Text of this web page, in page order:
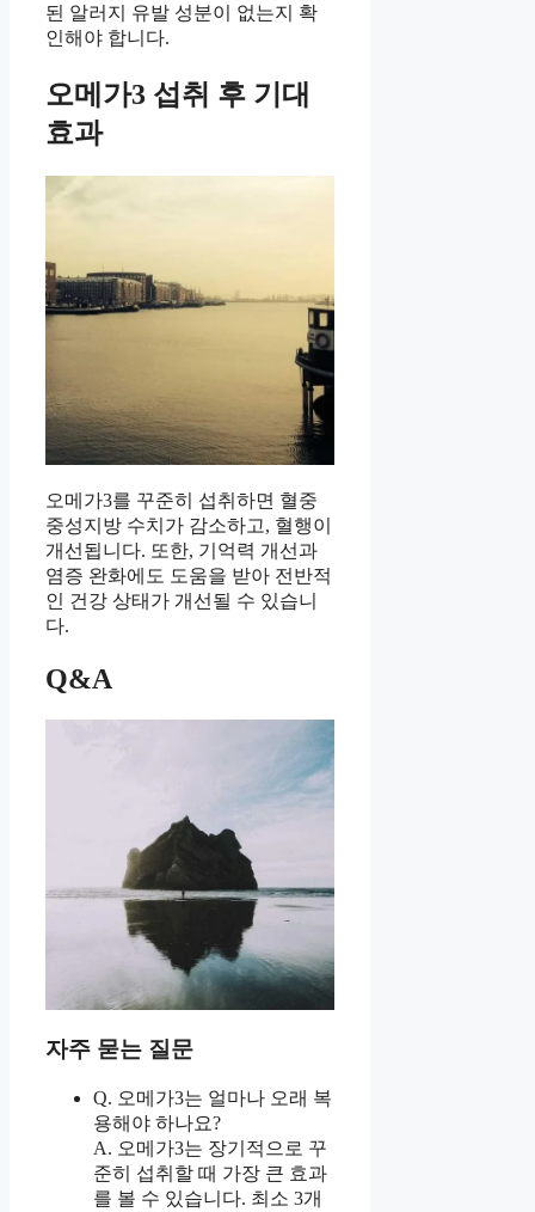
된 알러지 유발 성분이 없는지 확
인해야 합니다.
오메가3 섭취 후 기대
효과
오메가3를 꾸준히 섭취하면 혈중
중성지방 수치가 감소하고, 혈행이
개선됩니다. 또한, 기억력 개선과
염증 완화에도 도움을 받아 전반적
인 건강 상태가 개선될 수 있습니
다.
Q&A
자주 묻는 질문
Q. 오메가3는 얼마나 오래 복
용해야 하나요?
A. 오메가3는 장기적으로 꾸
준히 섭취할 때 가장 큰 효과
를 볼 수 있습니다. 최소 3개